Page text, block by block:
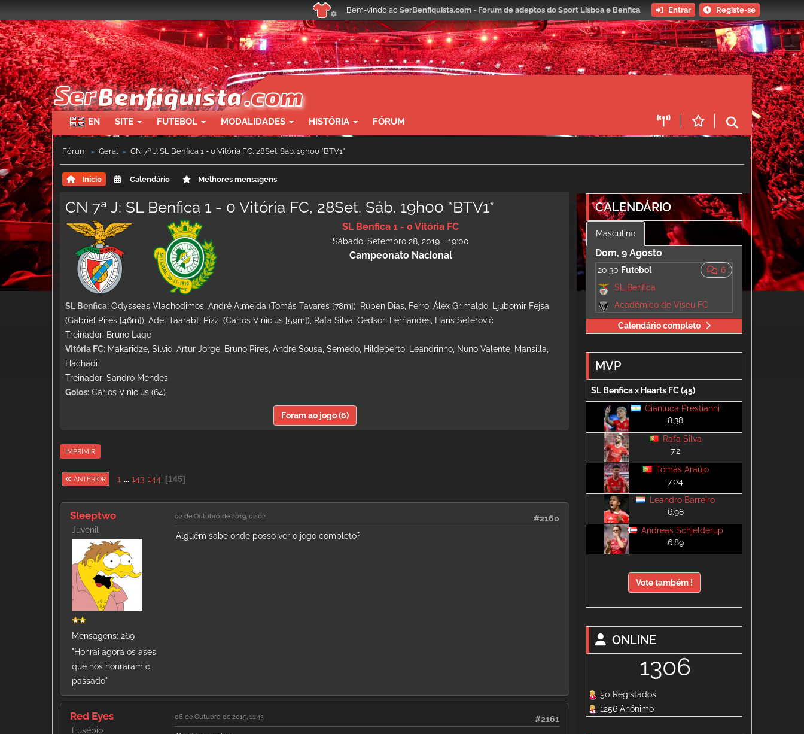
Bem-vindo ao SerBenfiquista.com - Fórum de adeptos do Sport Lisboa e Benfica. Entrar Registe-se
EN SITE FUTEBOL MODALIDADES HISTÓRIA FÓRUM
Fórum ► Geral ► CN 7ª J: SL Benfica 1 - 0 Vitória FC, 28Set. Sáb. 19h00 *BTV1*
Início Calendário Melhores mensagens
CN 7ª J: SL Benfica 1 - 0 Vitória FC, 28Set. Sáb. 19h00 *BTV1*
SL Benfica 1 - 0 Vitória FC
Sábado, Setembro 28, 2019 - 19:00
Campeonato Nacional
SL Benfica: Odysseas Vlachodimos, André Almeida (Tomás Tavares [78m]), Rúben Dias, Ferro, Álex Grimaldo, Ljubomir Fejsa
(Gabriel Pires [46m]), Adel Taarabt, Pizzi (Carlos Vinícius [59m]), Rafa Silva, Gedson Fernandes, Haris Seferović
Treinador: Bruno Lage
Vitória FC: Makaridze, Sílvio, Artur Jorge, Bruno Pires, André Sousa, Semedo, Hildeberto, Leandrinho, Nuno Valente, Mansilla,
Hachadi
Treinador: Sandro Mendes
Golos: Carlos Vinícius (64)
Foram ao jogo (6)
IMPRIMIR
ANTERIOR 1 ... 143 144 145
Sleeptwo
Juvenil
Mensagens: 269
"Honrai agora os ases
que nos honraram o
passado"
#2160
02 de Outubro de 2019, 02:02
Alguém sabe onde posso ver o jogo completo?
Red Eyes
Eusébio
#2161
06 de Outubro de 2019, 11:43
CALENDÁRIO
Masculino
Dom, 9 Agosto
6
20:30 Futebol
SL Benfica
Académico de Viseu FC
Calendário completo
MVP
SL Benfica x Hearts FC (45)
Gianluca Prestianni
8.38
Rafa Silva
7.2
Tomás Araújo
7.04
Leandro Barreiro
6.98
Andreas Schjelderup
6.89
Vote também !
ONLINE
1306
50 Registados
1256 Anónimo